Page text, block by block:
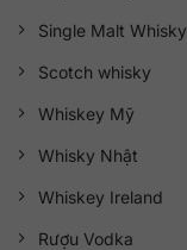
Single Malt Whisky
Scotch whisky
Whiskey Mỹ
Whisky Nhật
Whiskey Ireland
Rượu Vodka